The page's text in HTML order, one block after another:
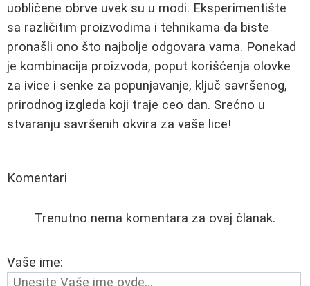
uobličene obrve uvek su u modi. Eksperimentište
sa različitim proizvodima i tehnikama da biste
pronašli ono što najbolje odgovara vama. Ponekad
je kombinacija proizvoda, poput korišćenja olovke
za ivice i senke za popunjavanje, ključ savršenog,
prirodnog izgleda koji traje ceo dan. Srećno u
stvaranju savršenih okvira za vaše lice!
Komentari
Trenutno nema komentara za ovaj članak.
Vaše ime: